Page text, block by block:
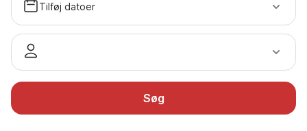
Tilføj datoer
Søg